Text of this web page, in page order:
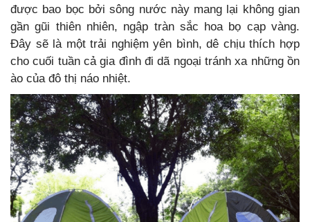
được bao bọc bởi sông nước này mang lại không gian
gần gũi thiên nhiên, ngập tràn sắc hoa bọ cạp vàng.
Đây sẽ là một trải nghiệm yên bình, dê chịu thích hợp
cho cuối tuần cả gia đình đi dã ngoại tránh xa những ồn
ào của đô thị náo nhiệt.